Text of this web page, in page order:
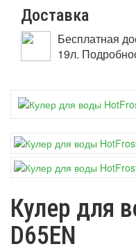
Доставка
Бесплатная
19л.
Кулер для
D65EN